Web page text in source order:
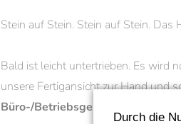
Stein auf Stein. Stein auf Stein. Das
Bald ist leicht untertrieben. Es wird
unsere Fertigansicht zur Hand und
Büro-/Betriebsgebäude
Durch die